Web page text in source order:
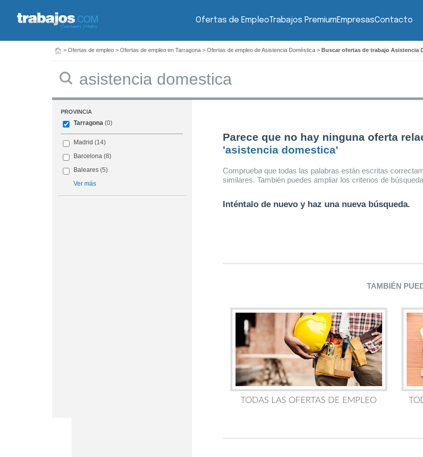
Ofertas de EmpleoTrabajos PremiumEmpresasContacto
> Ofertas de empleo > Ofertas de empleo en Tarragona > Ofertas de empleo de Asistencia Doméstica > Buscar ofertas de trabajo Asistencia
PROVINCIA
Tarragona (0)
Madrid (14)
Barcelona (8)
Baleares (5)
Ver más
Parece que no hay ninguna oferta
'asistencia domestica'
Comprueba que todas las palabras están escritas
similares. También puedes ampliar los criterios de
Inténtalo de nuevo y haz una nueva búsqueda.
TAMBIÉN
TODAS LAS OFERTAS DE EMPLEO